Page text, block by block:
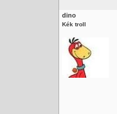
dino
Kék troll